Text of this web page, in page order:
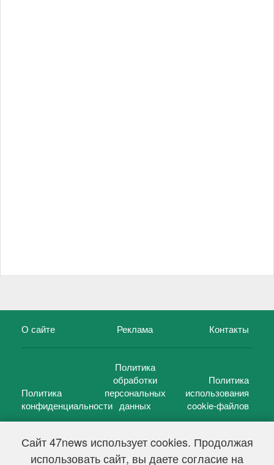
Сайт 47news использует cookies. Продолжая
использовать сайт, вы даете согласие на
О сайте Реклама Контакты
Политика
конфиденциальности
Политика
обработки
персональных
данных
Политика
использования
cookie-файлов